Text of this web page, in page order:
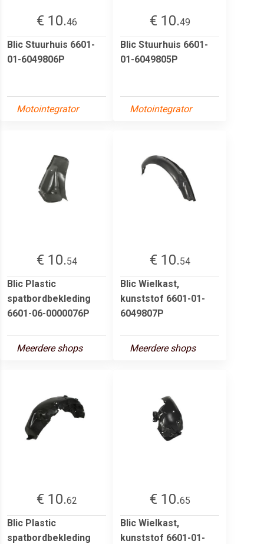
€ 10.46
Blic Stuurhuis 6601-
01-6049806P
Motointegrator
€ 10.49
Blic Stuurhuis 6601-
01-6049805P
Motointegrator
€ 10.54
Blic Plastic
spatbordbekleding
6601-06-0000076P
Meerdere shops
€ 10.54
Blic Wielkast,
kunststof 6601-01-
6049807P
Meerdere shops
€ 10.62
Blic Plastic
spatbordbekleding
€ 10.65
Blic Wielkast,
kunststof 6601-01-